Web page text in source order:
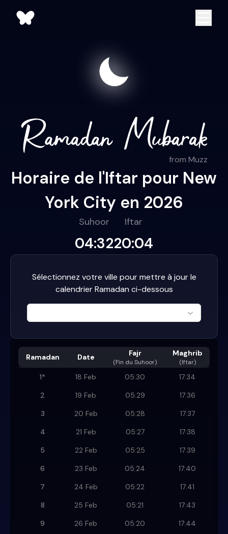
from Muzz
Horaire de l'Iftar pour New
York City en 2026
Suhoor
04:32
Iftar
20:04
Sélectionnez votre ville pour mettre à jour le
calendrier Ramadan ci-dessous
Ramadan Date Fajr
(Fin du Suhoor)
Maghrib
(Iftar)
1* 18 Feb 05:30
17:34
2
19 Feb 05:29
17:36
3
20 Feb 05:28
17:37
4
21 Feb 05:27
17:38
5
22 Feb 05:25
17:39
6
23 Feb 05:24
17:40
7
24 Feb 05:22
17:41
8
25 Feb 05:21
17:43
9
26 Feb 05:20
17:44